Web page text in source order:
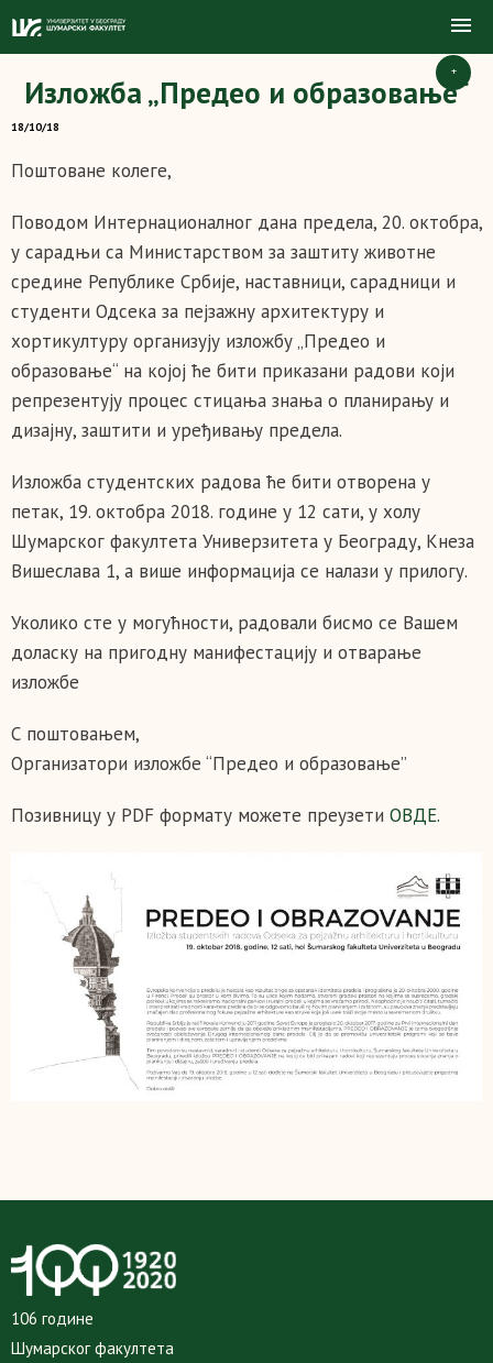
+
Изложба „Предео и образовање“
18/10/18
Поштоване колеге,
Поводом Интернационалног дана предела, 20. октобра,
у сарадњи са Министарством за заштиту животне
средине Републике Србије, наставници, сарадници и
студенти Одсека за пејзажну архитектуру и
хортикултуру организују изложбу „Предео и
образовање“ на којој ће бити приказани радови који
репрезентују процес стицања знања о планирању и
дизајну, заштити и уређивању предела.
Изложба студентских радова ће бити отворена у
петак, 19. октобра 2018. године у 12 сати, у холу
Шумарског факултета Универзитета у Београду, Кнеза
Вишеслава 1, а више информација се налази у прилогу.
Уколико сте у могућности, радовали бисмо се Вашем
доласку на пригодну манифестацију и отварање
изложбе
С поштовањем,
Организатори изложбе “Предео и образовање”
Позивницу у PDF формату можете преузети ОВДЕ.
106 године
Шумарског факултета